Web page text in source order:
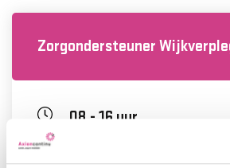
Zorgondersteuner
08 - 16 uur